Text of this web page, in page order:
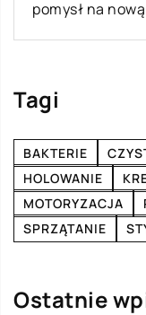
Tagi
BAKTERIE
HOLOWANIE
MOTORYZACJA
SPRZĄTANIE
Ostatnie